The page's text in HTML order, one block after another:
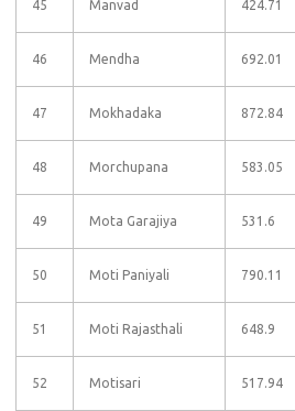
45 Manvad 424.71
46 Mendha 692.01
47 Mokhadaka 872.84
48 Morchupana 583.05
49 Mota Garajiya 531.6
50 Moti Paniyali 790.11
51 Moti Rajasthali 648.9
52 Motisari 517.94